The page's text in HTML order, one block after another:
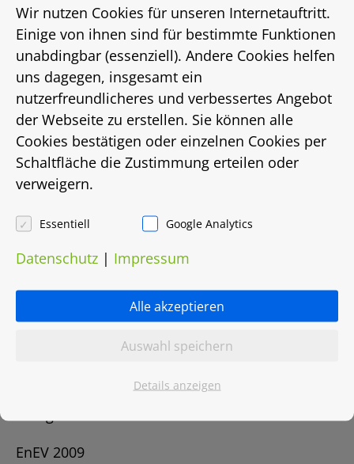
Baujahr
1962
Straße, Hausnr.
Schäfereiweg 25
Stadtteil
Gehrden
Ort
EnEV 2009
Wir nutzen Cookies für unseren Internetauftritt.
Einige von ihnen sind für bestimmte Funktionen
unabdingbar (essenziell). Andere Cookies helfen
uns dagegen, insgesamt ein
nutzerfreundlicheres und verbessertes Angebot
der Webseite zu erstellen. Sie können alle
Cookies bestätigen oder einzelnen Cookies per
Schaltfläche die Zustimmung erteilen oder
verweigern.
Essentiell Google Analytics
Datenschutz | Impressum
Alle akzeptieren
Auswahl speichern
Details anzeigen